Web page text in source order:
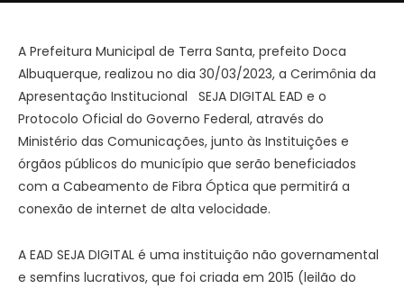
A Prefeitura Municipal de Terra Santa, prefeito Doca
Albuquerque, realizou no dia 30/03/2023, a Cerimônia da
Apresentação Institucional SEJA DIGITAL EAD e o
Protocolo Oficial do Governo Federal, através do
Ministério das Comunicações, junto às Instituições e
órgãos públicos do município que serão beneficiados
com a Cabeamento de Fibra Óptica que permitirá a
conexão de internet de alta velocidade.
A EAD SEJA DIGITAL é uma instituição não governamental
e semfins lucrativos, que foi criada em 2015 (leilão do